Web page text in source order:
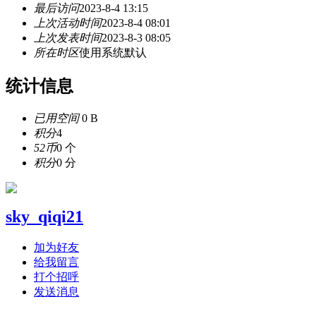
最后访问2023-8-4 13:15
上次活动时间2023-8-4 08:01
上次发表时间2023-8-3 08:05
所在时区使用系统默认
统计信息
已用空间0 B
积分4
52币0 个
积分0 分
sky_qiqi21
加为好友
给我留言
打个招呼
发送消息